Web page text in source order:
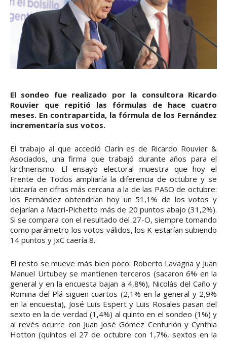
El sondeo fue realizado por la consultora Ricardo
Rouvier que repitió las fórmulas de hace cuatro
meses. En contrapartida, la fórmula de los Fernández
incrementaría sus votos.
El trabajo al que accedió Clarín es de Ricardo Rouvier &
Asociados, una firma que trabajó durante años para el
kirchnerismo. El ensayo electoral muestra que hoy el
Frente de Todos ampliaría la diferencia de octubre y se
ubicaría en cifras más cercana a la de las PASO de octubre:
los Fernández obtendrían hoy un 51,1% de los votos y
dejarían a Macri-Pichetto más de 20 puntos abajo (31,2%).
Si se compara con el resultado del 27-O, siempre tomando
como parámetro los votos válidos, los K estarían subiendo
14 puntos y JxC caería 8.
El resto se mueve más bien poco: Roberto Lavagna y Juan
Manuel Urtubey se mantienen terceros (sacaron 6% en la
general y en la encuesta bajan a 4,8%), Nicolás del Caño y
Romina del Plá siguen cuartos (2,1% en la general y 2,9%
en la encuesta), José Luis Espert y Luis Rosales pasan del
sexto en la de verdad (1,4%) al quinto en el sondeo (1%) y
al revés ocurre con Juan José Gómez Centurión y Cynthia
Hotton (quintos el 27 de octubre con 1,7%, sextos en la